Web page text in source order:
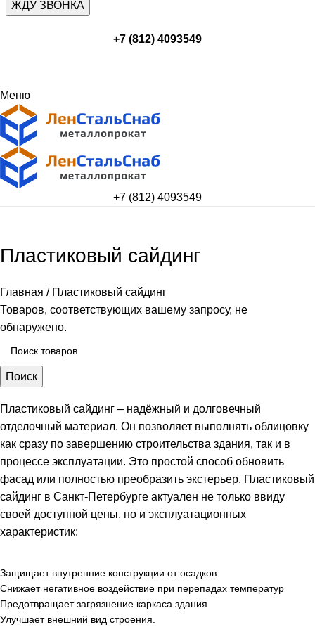
+7 (812) 4093549
Меню
+7 (812) 4093549
Пластиковый сайдинг
Главная
Пластиковый сайдинг
Товаров, соответствующих вашему запросу, не
обнаружено.
Поиск
Пластиковый сайдинг – надёжный и долговечный
отделочный материал. Он позволяет выполнять облицовку
как сразу по завершению строительства здания, так и в
процессе эксплуатации. Это простой способ обновить
фасад или полностью преобразить экстерьер. Пластиковый
сайдинг в Санкт-Петербурге актуален не только ввиду
своей доступной цены, но и эксплуатационных
характеристик:
Защищает внутренние конструкции от осадков
Снижает негативное воздействие при перепадах температур
Предотвращает загрязнение каркаса здания
Улучшает внешний вид строения.